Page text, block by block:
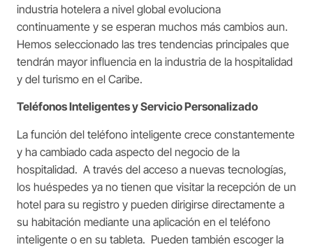
industria hotelera a nivel global evoluciona
continuamente y se esperan muchos más cambios aun.
Hemos seleccionado las tres tendencias principales que
tendrán mayor influencia en la industria de la hospitalidad
y del turismo en el Caribe.
Teléfonos Inteligentes y Servicio Personalizado
La función del teléfono inteligente crece constantemente
y ha cambiado cada aspecto del negocio de la
hospitalidad. A través del acceso a nuevas tecnologías,
los huéspedes ya no tienen que visitar la recepción de un
hotel para su registro y pueden dirigirse directamente a
su habitación mediante una aplicación en el teléfono
inteligente o en su tableta. Pueden también escoger la